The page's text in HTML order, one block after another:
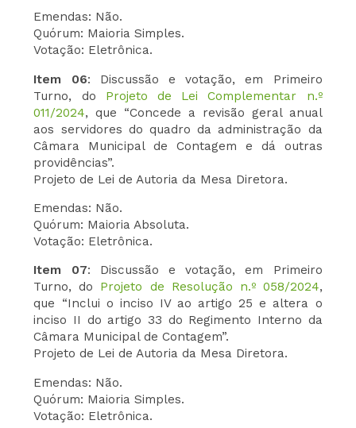
Emendas: Não.
Quórum: Maioria Simples.
Votação: Eletrônica.
Item 06: Discussão e votação, em Primeiro
Turno, do Projeto de Lei Complementar n.º
011/2024, que “Concede a revisão geral anual
aos servidores do quadro da administração da
Câmara Municipal de Contagem e dá outras
providências”.
Projeto de Lei de Autoria da Mesa Diretora.
Emendas: Não.
Quórum: Maioria Absoluta.
Votação: Eletrônica.
Item 07: Discussão e votação, em Primeiro
Turno, do Projeto de Resolução n.º 058/2024,
que “Inclui o inciso IV ao artigo 25 e altera o
inciso II do artigo 33 do Regimento Interno da
Câmara Municipal de Contagem”.
Projeto de Lei de Autoria da Mesa Diretora.
Emendas: Não.
Quórum: Maioria Simples.
Votação: Eletrônica.